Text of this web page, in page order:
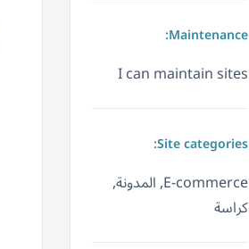
Maintenance:
I can maintain sites
Site categories:
E-commerce, المدونة,
كراسة